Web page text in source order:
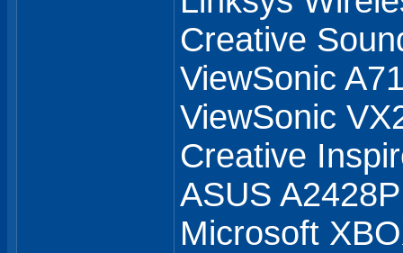
Creative
ViewSonic
ViewSonic
Creative
ASUS
Microsoft